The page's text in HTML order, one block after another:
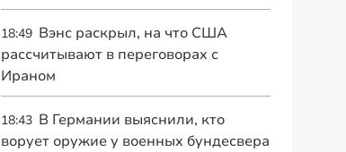
18:49 Вэнс раскрыл, на что США
рассчитывают в переговорах с
Ираном
18:43 В Германии выяснили, кто
ворует оружие у военных бундесвера